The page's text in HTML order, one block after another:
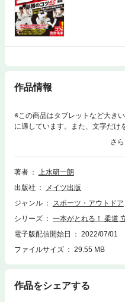
作品情報
※この商品はタブレットなど大き
に適しています。また、文字だけ
ト、検索、辞書の参照、引用な
を多く育てた名将が伝える、「
絡技、返し技まで実戦で活きる
差に応じた攻略法◎ しっかりと組
よく「心技体」という言葉が使わ
いう言葉を聞いて、何を思い浮か
真っ先に浮かんでくる方が多いの
という言葉かもしれません。心、
いのではないでしょうか。私自身
化させていかなければいけないと
著者
上水研一朗
出版社
メイツ出版
ジャンル
スポーツ・アウトドア
シリーズ
一本がとれる！ 柔道
電子版配信開始日
2022/07/01
ファイルサイズ
29.55 MB
作品をシェアする